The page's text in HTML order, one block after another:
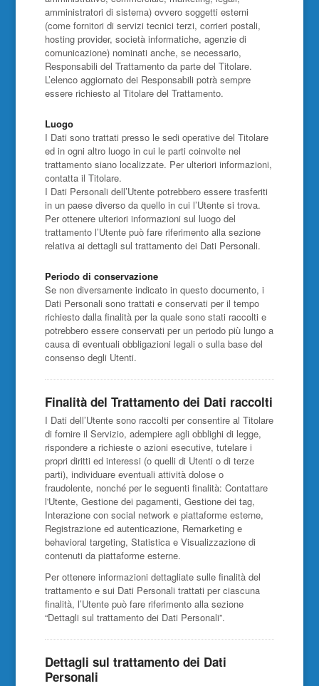
amministratori di sistema) ovvero soggetti esterni
(come fornitori di servizi tecnici terzi, corrieri postali,
hosting provider, società informatiche, agenzie di
comunicazione) nominati anche, se necessario,
Responsabili del Trattamento da parte del Titolare.
L’elenco aggiornato dei Responsabili potrà sempre
essere richiesto al Titolare del Trattamento.
Luogo
I Dati sono trattati presso le sedi operative del Titolare
ed in ogni altro luogo in cui le parti coinvolte nel
trattamento siano localizzate. Per ulteriori informazioni,
contatta il Titolare.
I Dati Personali dell’Utente potrebbero essere trasferiti
in un paese diverso da quello in cui l’Utente si trova.
Per ottenere ulteriori informazioni sul luogo del
trattamento l’Utente può fare riferimento alla sezione
relativa ai dettagli sul trattamento dei Dati Personali.
Periodo di conservazione
Se non diversamente indicato in questo documento, i
Dati Personali sono trattati e conservati per il tempo
richiesto dalla finalità per la quale sono stati raccolti e
potrebbero essere conservati per un periodo più lungo a
causa di eventuali obbligazioni legali o sulla base del
consenso degli Utenti.
Finalità del Trattamento dei Dati raccolti
I Dati dell’Utente sono raccolti per consentire al Titolare
di fornire il Servizio, adempiere agli obblighi di legge,
rispondere a richieste o azioni esecutive, tutelare i
propri diritti ed interessi (o quelli di Utenti o di terze
parti), individuare eventuali attività dolose o
fraudolente, nonché per le seguenti finalità: Contattare
l'Utente, Gestione dei pagamenti, Gestione dei tag,
Interazione con social network e piattaforme esterne,
Registrazione ed autenticazione, Remarketing e
behavioral targeting, Statistica e Visualizzazione di
contenuti da piattaforme esterne.
Per ottenere informazioni dettagliate sulle finalità del
trattamento e sui Dati Personali trattati per ciascuna
finalità, l’Utente può fare riferimento alla sezione
“Dettagli sul trattamento dei Dati Personali”.
Dettagli sul trattamento dei Dati
Personali